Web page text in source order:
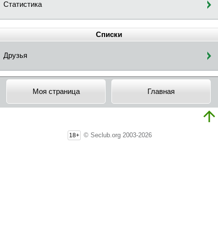
Статистика
Списки
Друзья
Моя страница Главная
18+ © Seclub.org 2003-2026